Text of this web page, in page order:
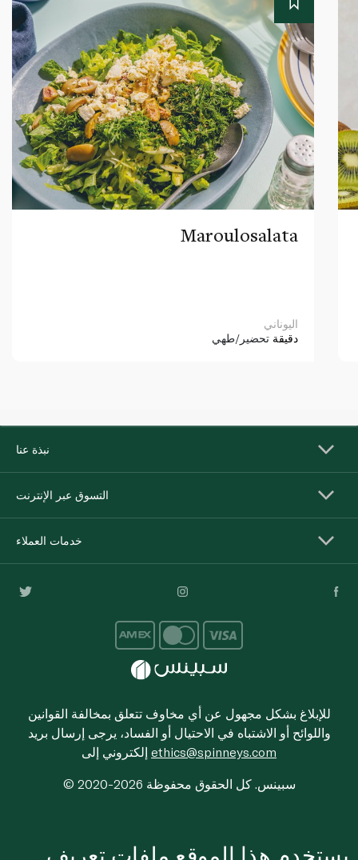
Maroulosalata
اليوناني
دقيقة تحضير/طهي
نبذة عنا
التسوق عبر الإنترنت
خدمات العملاء
للإبلاغ بشكل مجهول عن أي مخاوف تتعلق بمخالفة القوانين
واللوائح أو الاشتباه في الاحتيال أو الفساد، يرجى إرسال بريد
ethics@spinneys.com
© 2020-2026 سبينس. كل الحقوق محفوظة
يستخدم هذا الموقع ملفات تعريف